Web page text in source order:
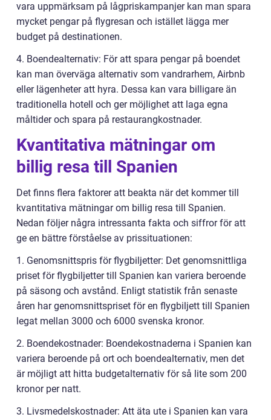
vara uppmärksam på lågpriskampanjer kan man spara
mycket pengar på flygresan och istället lägga mer
budget på destinationen.
4. Boendealternativ: För att spara pengar på boendet
kan man överväga alternativ som vandrarhem, Airbnb
eller lägenheter att hyra. Dessa kan vara billigare än
traditionella hotell och ger möjlighet att laga egna
måltider och spara på restaurangkostnader.
Kvantitativa mätningar om
billig resa till Spanien
Det finns flera faktorer att beakta när det kommer till
kvantitativa mätningar om billig resa till Spanien.
Nedan följer några intressanta fakta och siffror för att
ge en bättre förståelse av prissituationen:
1. Genomsnittspris för flygbiljetter: Det genomsnittliga
priset för flygbiljetter till Spanien kan variera beroende
på säsong och avstånd. Enligt statistik från senaste
åren har genomsnittspriset för en flygbiljett till Spanien
legat mellan 3000 och 6000 svenska kronor.
2. Boendekostnader: Boendekostnaderna i Spanien kan
variera beroende på ort och boendealternativ, men det
är möjligt att hitta budgetalternativ för så lite som 200
kronor per natt.
3. Livsmedelskostnader: Att äta ute i Spanien kan vara